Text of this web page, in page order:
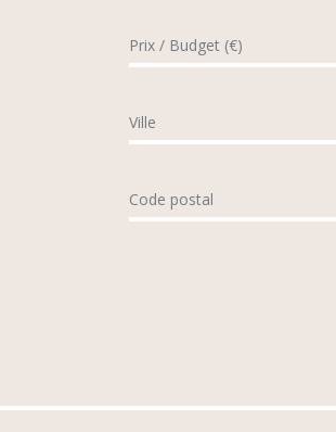
Prix / Budget (€)
Ville
Code postal